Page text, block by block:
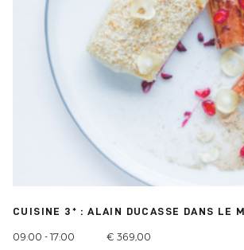
CUISINE 3* : ALAIN DUCASSE DANS LE
09:00 - 17:00 € 369,00